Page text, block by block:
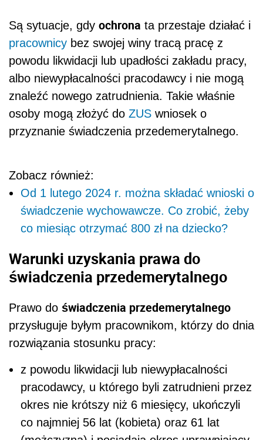
Są sytuacje, gdy ochrona ta przestaje działać i
pracownicy bez swojej winy tracą pracę z
powodu likwidacji lub upadłości zakładu pracy,
albo niewypłacalności pracodawcy i nie mogą
znaleźć nowego zatrudnienia. Takie właśnie
osoby mogą złożyć do ZUS wniosek o
przyznanie świadczenia przedemerytalnego.
Zobacz również:
Od 1 lutego 2024 r. można składać wnioski o
świadczenie wychowawcze. Co zrobić, żeby
co miesiąc otrzymać 800 zł na dziecko?
Warunki uzyskania prawa do
świadczenia przedemerytalnego
Prawo do świadczenia przedemerytalnego
przysługuje byłym pracownikom, którzy do dnia
rozwiązania stosunku pracy:
z powodu likwidacji lub niewypłacalności
pracodawcy, u którego byli zatrudnieni przez
okres nie krótszy niż 6 miesięcy, ukończyli
co najmniej 56 lat (kobieta) oraz 61 lat